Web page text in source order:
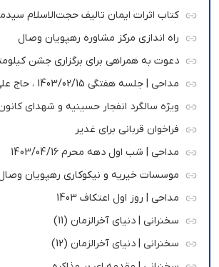
کتاب اثرات ایمان تالیف حجت‌الاسلام
راه اندازی مرکز مشاوره رهپویان وصال
دعوت به همراهی برای برگزاری جشن
مداحی | جلسه هفتگی 1403/02/15 ، حاج علی اکبری
ویژه سالگرد انفجار حسینیه و شهدای
فراخوان قربانی برای غدیر
مداحی | شب اول دهه محرم 1403/04/16
موسسات خیریه و نیکوکاری رهپویان
مداحی | روز اول اعتکاف 1403
سخنرانی | دنیای آخرالزمان (11)
سخنرانی | دنیای آخرالزمان (12)